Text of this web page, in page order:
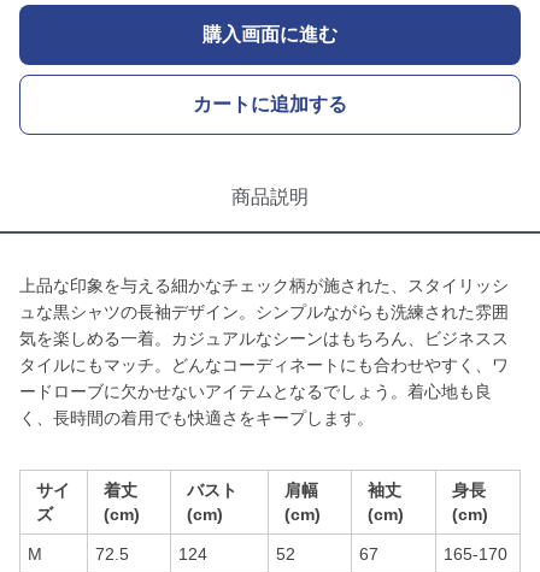
購入画面に進む
カートに追加する
商品説明
上品な印象を与える細かなチェック柄が施された、スタイリッシ
ュな黒シャツの長袖デザイン。シンプルながらも洗練された雰囲
気を楽しめる一着。カジュアルなシーンはもちろん、ビジネスス
タイルにもマッチ。どんなコーディネートにも合わせやすく、ワ
ードローブに欠かせないアイテムとなるでしょう。着心地も良
く、長時間の着用でも快適さをキープします。
サイ
ズ
着丈
(cm)
バスト
(cm)
肩幅
(cm)
袖丈
(cm)
身長
(cm)
M 72.5 124 52 67 165-170